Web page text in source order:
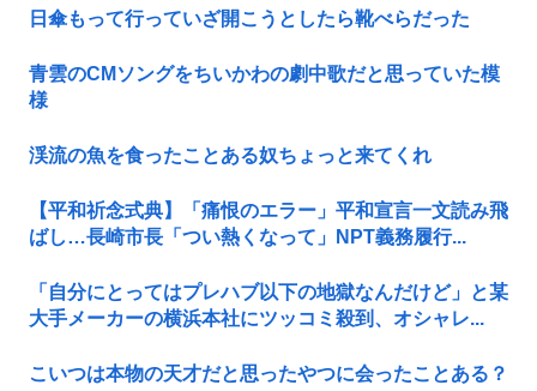
日傘もって行っていざ開こうとしたら靴べらだった
青雲のCMソングをちいかわの劇中歌だと思っていた模
様
渓流の魚を食ったことある奴ちょっと来てくれ
【平和祈念式典】「痛恨のエラー」平和宣言一文読み飛
ばし…長崎市長「つい熱くなって」NPT義務履行...
「自分にとってはプレハブ以下の地獄なんだけど」と某
大手メーカーの横浜本社にツッコミ殺到、オシャレ...
こいつは本物の天才だと思ったやつに会ったことある？